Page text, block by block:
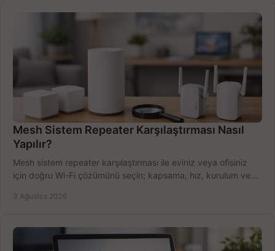
Mesh Sistem Repeater Karşılaştırması Nasıl
Yapılır?
Mesh sistem repeater karşılaştırması ile eviniz veya ofisiniz
için doğru Wi-Fi çözümünü seçin; kapsama, hız, kurulum ve
3 Ağustos 2026